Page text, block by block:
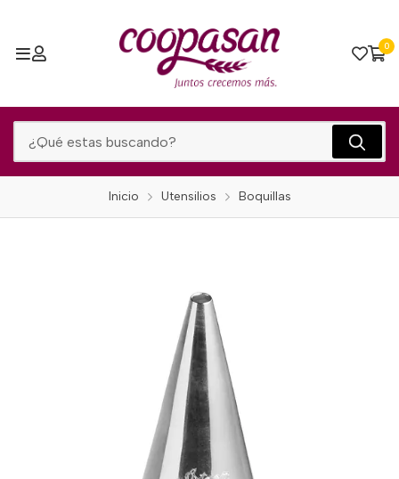
0
Inicio Utensilios Boquillas